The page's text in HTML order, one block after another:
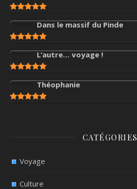
Dans le massif du Pinde
L’autre… voyage !
Théophanie
CATÉGORIES
Voyage
Culture